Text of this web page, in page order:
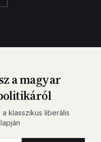
a magyar
klasszikus liberális